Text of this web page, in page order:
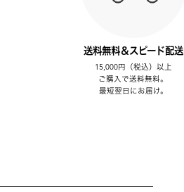
送料無料＆スピード配送
15,000円（税込）以上
ご購入で送料無料。
最短翌日にお届け。